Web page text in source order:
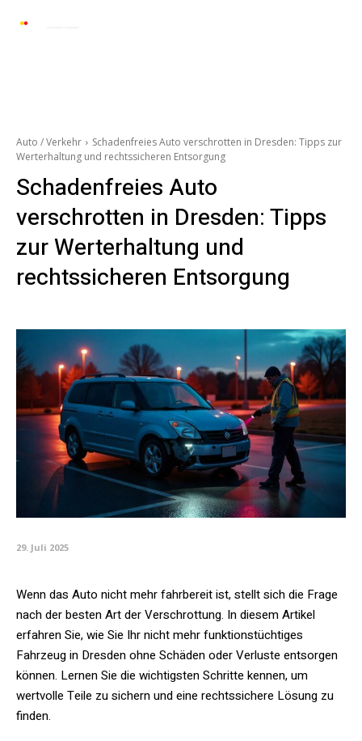
Auto / Verkehr
Schadenfreies Auto verschrotten in Dresden: Tipps zur
Werterhaltung und rechtssicheren Entsorgung
Schadenfreies Auto
verschrotten in Dresden: Tipps
zur Werterhaltung und
rechtssicheren Entsorgung
29. Juli 2025
Wenn das Auto nicht mehr fahrbereit ist, stellt sich die Frage
nach der besten Art der Verschrottung. In diesem Artikel
erfahren Sie, wie Sie Ihr nicht mehr funktionstüchtiges
Fahrzeug in Dresden ohne Schäden oder Verluste entsorgen
können. Lernen Sie die wichtigsten Schritte kennen, um
wertvolle Teile zu sichern und eine rechtssichere Lösung zu
finden.